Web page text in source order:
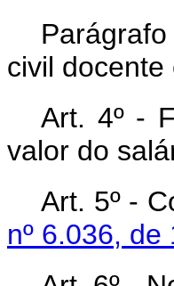
civil
Art. 4º -
valor do
Art. 5º -
nº 6.036, de